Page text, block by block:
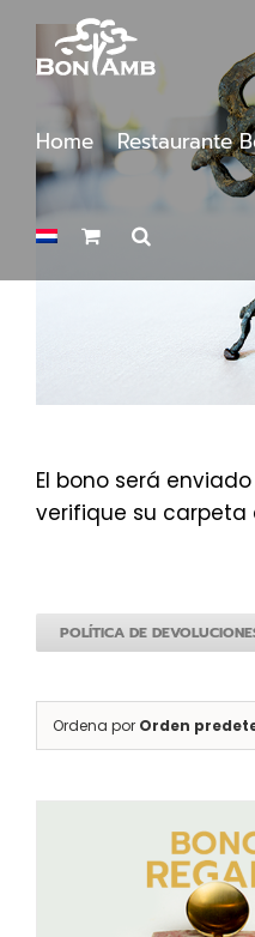
contenido
Home Restaurante
El bono será
verifique su carpeta
POLÍTICA DE
Ordena por Orden
SELECCIONAR